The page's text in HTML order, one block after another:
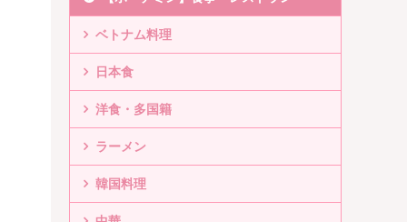
ベトナム料理
日本食
洋食・多国籍
ラーメン
韓国料理